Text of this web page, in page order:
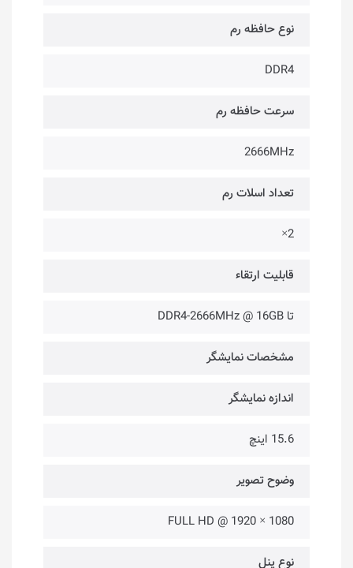
نوع حافظه رم
DDR4
سرعت حافظه رم
2666MHz
تعداد اسلات رم
2×
قابلیت ارتقاء
تا DDR4-2666MHz @ 16GB
مشخصات نمایشگر
اندازه نمایشگر
15.6 اینچ
وضوح تصویر
1080 × 1920 @ FULL HD
نوع پنل